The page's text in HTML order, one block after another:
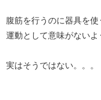
腹筋を行うのに器具を使
運動として意味がないよ
実はそうではない。。。